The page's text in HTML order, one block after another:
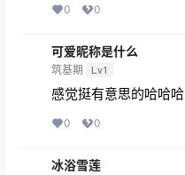
0 0
可爱昵称是什么
筑基期 Lv1
感觉挺有意思的哈哈哈
0 0
冰浴雪莲